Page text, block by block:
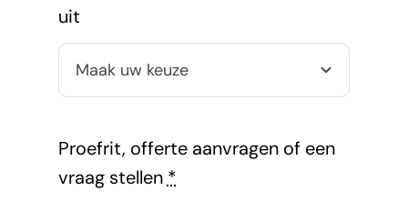
uit
Proefrit, offerte aanvragen of een
vraag stellen *